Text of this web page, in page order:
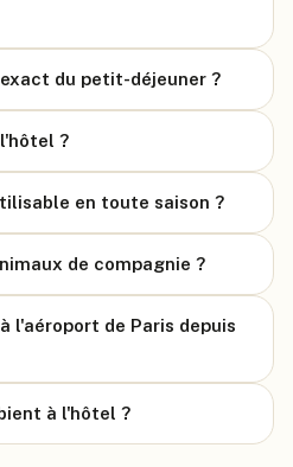
du petit-déjeuner ?
?
en toute saison ?
de compagnie ?
l'aéroport de Paris depuis
à l'hôtel ?